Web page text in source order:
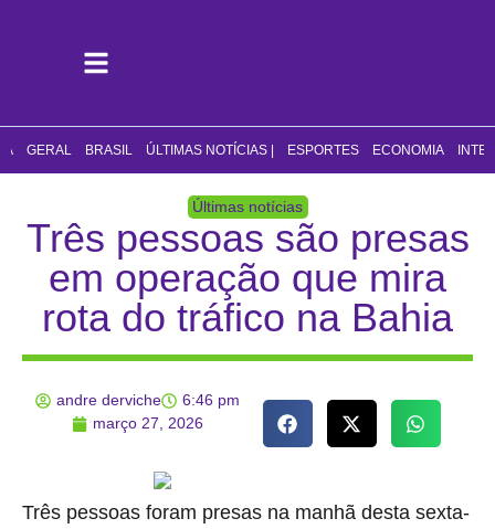
GERAL BRASIL ÚLTIMAS NOTÍCIAS | ESPORTES ECONOMIA
Últimas notícias
Três pessoas são presas
em operação que mira
rota do tráfico na Bahia
andre derviche
6:46 pm
março 27, 2026
Três pessoas foram presas na manhã desta sexta-